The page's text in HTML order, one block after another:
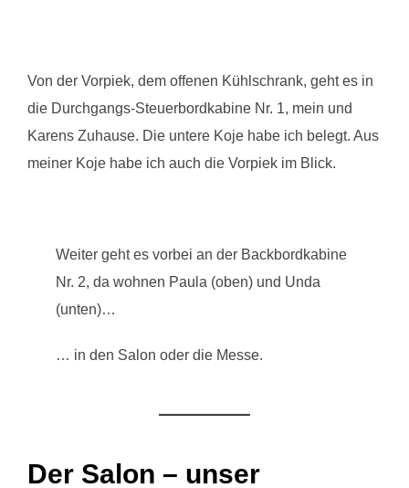
Von der Vorpiek, dem offenen Kühlschrank, geht es in
die Durchgangs-Steuerbordkabine Nr. 1, mein und
Karens Zuhause. Die untere Koje habe ich belegt. Aus
meiner Koje habe ich auch die Vorpiek im Blick.
Weiter geht es vorbei an der Backbordkabine
Nr. 2, da wohnen Paula (oben) und Unda
(unten)…
… in den Salon oder die Messe.
Der Salon – unser